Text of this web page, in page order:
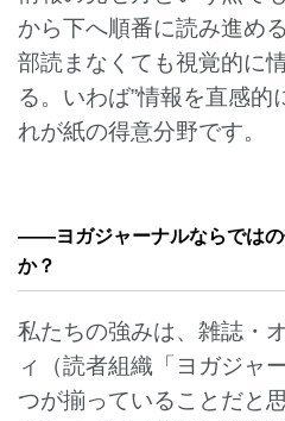
から下へ順番に読み進め
部読まなくても視覚的に
る。いわば”情報を直感的
れが紙の得意分野です。
——ヨガジャーナルならではの
か？
私たちの強みは、雑誌・
ィ（読者組織「ヨガジャ
つが揃っていることだと